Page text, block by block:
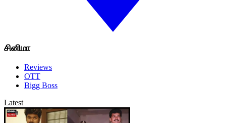
சினிமா
Reviews
OTT
Bigg Boss
Latest